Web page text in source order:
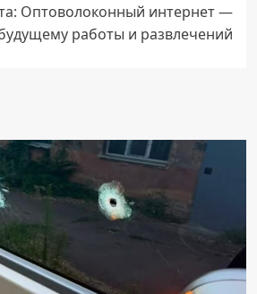
Оптоволоконный интернет —
работы и развлечений